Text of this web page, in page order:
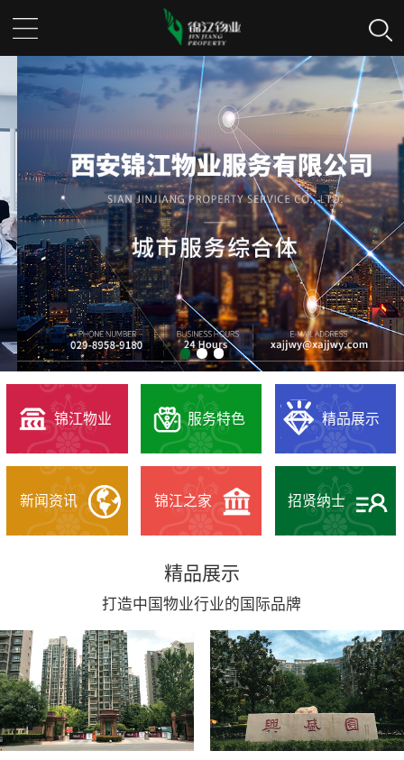
锦江物业 服务特色 精品展示
新闻资讯 锦江之家 招贤纳士
精品展示
打造中国物业行业的国际品牌